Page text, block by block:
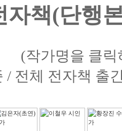
자책(단행
(작가명을 클
/ 전체 전자책 출